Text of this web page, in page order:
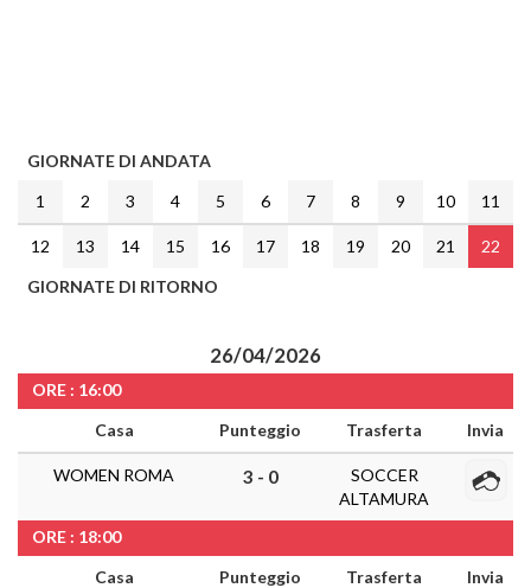
GIORNATE DI ANDATA
1
2 3 4 5 6 7 8 9 10 11
12 13 14 15 16 17 18 19 20 21
22
GIORNATE DI RITORNO
26/04/2026
ORE : 16:00
Casa
Punteggio Trasferta Invia
WOMEN ROMA 3 - 0
SOCCER
ALTAMURA
ORE : 18:00
Casa
Punteggio Trasferta Invia